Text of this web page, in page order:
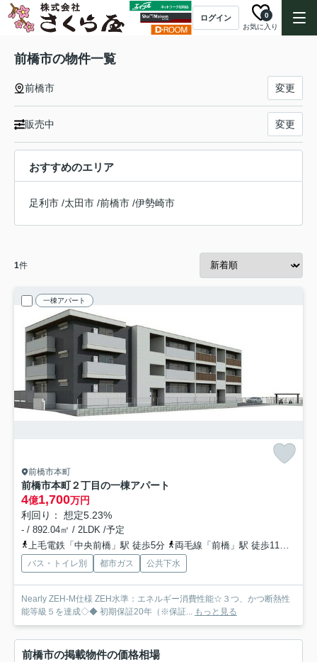
ログイン
お気に入り
0
前橋市の物件一覧
前橋市 変更
販売中 変更
おすすめのエリア
足利市 /太田市 /前橋市 /伊勢崎市
1件
一棟アパート
前橋市本町
前橋市本町２丁目の一棟アパート
4億1,700万円
利回り： 想定5.23%
- / 892.04㎡ / 2LDK /予定
上毛電鉄「中央前橋」駅 徒歩5分
両毛線「前橋」駅 徒歩11分
バス・トイレ別 都市ガス 公共下水
Nearly ZEH-M仕様 ZEH水準：エネルギー消費性能☆３つ、かつ断熱性
能等級５を達成◇◆ 初期保証20年（※保証... もっと見る
前橋市の掲載物件の価格相場